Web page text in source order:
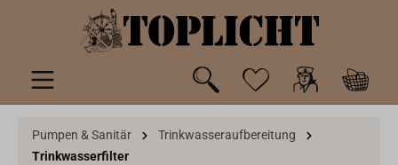
springen
Pumpen & Sanitär
Trinkwasseraufbereitung
Trinkwasserfilter